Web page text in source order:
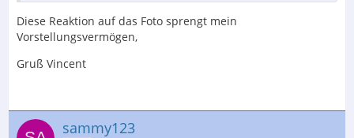
Diese Reaktion auf das Foto sprengt mein
Vorstellungsvermögen,
Gruß Vincent
sammy123